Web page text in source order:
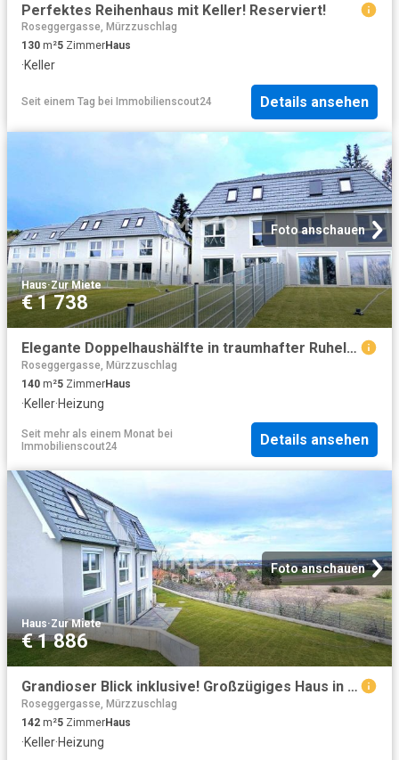
Perfektes Reihenhaus mit Keller! Reserviert!
Roseggergasse, Mürzzuschlag
130 m²5 ZimmerHaus
·Keller
Seit einem Tag bei Immobilienscout24 Details ansehen
Foto anschauen
Haus·Zur Miete
€ 1 738
Elegante Doppelhaushälfte in traumhafter Ruhelage Ausblick garantiert Miete mit Kaufoption
Roseggergasse, Mürzzuschlag
140 m²5 ZimmerHaus
·Keller·Heizung
Seit mehr als einem Monat bei
Immobilienscout24
Details ansehen
Foto anschauen
Haus·Zur Miete
€ 1 886
Grandioser Blick inklusive! Großzügiges Haus in Taumlage und top Ausstattung Miete mit Kaufoption
Roseggergasse, Mürzzuschlag
142 m²5 ZimmerHaus
·Keller·Heizung